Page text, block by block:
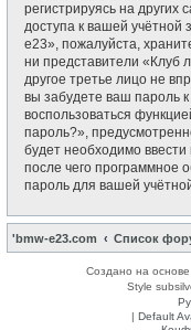
регистрируясь на других
доступа к вашей
e23», пожалуйста,
ни представители «Клуб
другое третье лицо не
вы забудете ваш пароль
воспользоваться
пароль?»,
будет необходимо
после чего программное
пароль для вашей
'bmw-e23.com Список
Создано на основе
Style
| Default